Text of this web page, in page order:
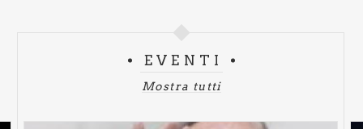
EVENTI
Mostra tutti